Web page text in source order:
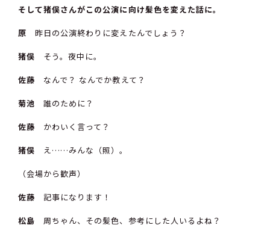
そして猪俣さんがこの公演に向け髪色を変えた話に。
原 昨日の公演終わりに変えたんでしょう？
猪俣 そう。夜中に。
佐藤 なんで？ なんでか教えて？
菊池 誰のために？
佐藤 かわいく言って？
猪俣 え……みんな（照）。
（会場から歓声）
佐藤 記事になります！
松島 周ちゃん、その髪色、参考にした人いるよね？